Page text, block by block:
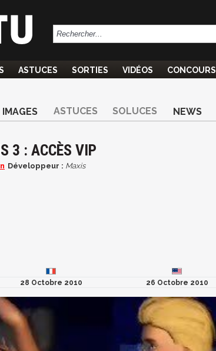
ASTUCES SORTIES VIDÉOS CONCOURS
IMAGES ASTUCES SOLUCES NEWS
3 : ACCÈS VIP
Développeur : Maxis
28 Octobre 2010
26 Octobre 2010